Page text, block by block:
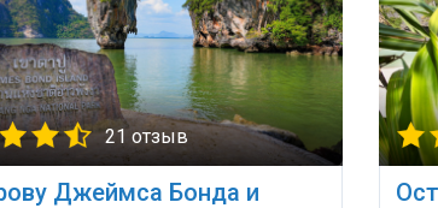
21 отзыв
Джеймса Бонда и